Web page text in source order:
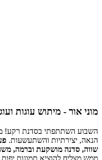
מוני אור - מיתוש עוגות
הנאה, יצירתיות והשתעשעות.
שווה, סדנה מושקעת וברמה,